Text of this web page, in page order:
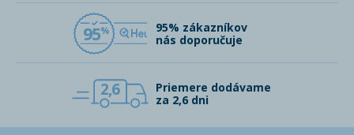
95
95% zákazníkov
nás doporučuje
2,6
Priemere dodávame
za 2,6 dni